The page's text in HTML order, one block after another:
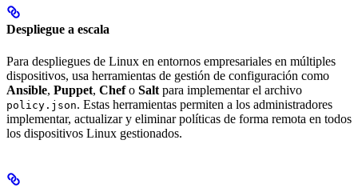
Despliegue a escala
Para despliegues de Linux en entornos empresariales en múltiples
dispositivos, usa herramientas de gestión de configuración como
Ansible, Puppet, Chefo Salt para implementar el archivo
policy.json. Estas herramientas permiten a los administradores
implementar, actualizar y eliminar políticas de forma remota en todos
los dispositivos Linux gestionados.